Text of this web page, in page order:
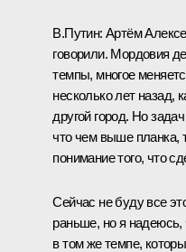
В.Путин: Артём
говорили. Мордовия
темпы, многое
несколько лет назад,
другой город. Но
что чем выше планка,
понимание того, что
Сейчас не буду все
раньше, но я надеюсь,
в том же темпе,